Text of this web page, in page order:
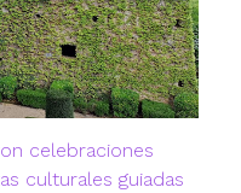
celebraciones
culturales guiadas